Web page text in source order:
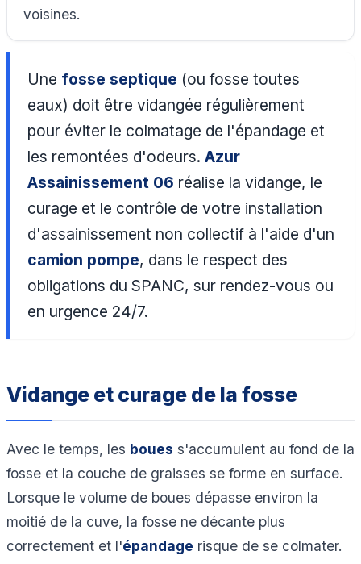
voisines.
Une fosse septique (ou fosse toutes
eaux) doit être vidangée régulièrement
pour éviter le colmatage de l'épandage et
les remontées d'odeurs.Azur
Assainissement 06 réalise la vidange, le
curage et le contrôle de votre installation
d'assainissement non collectif à l'aide d'un
camion pompe, dans le respect des
obligations du SPANC, sur rendez-vous ou
en urgence 24/7.
Vidange et curage de la fosse
Avec le temps, les boues s'accumulent au fond de la
fosse et la couche de graisses se forme en surface.
Lorsque le volume de boues dépasse environ la
moitié de la cuve, la fosse ne décante plus
correctement et l'épandage risque de se colmater.